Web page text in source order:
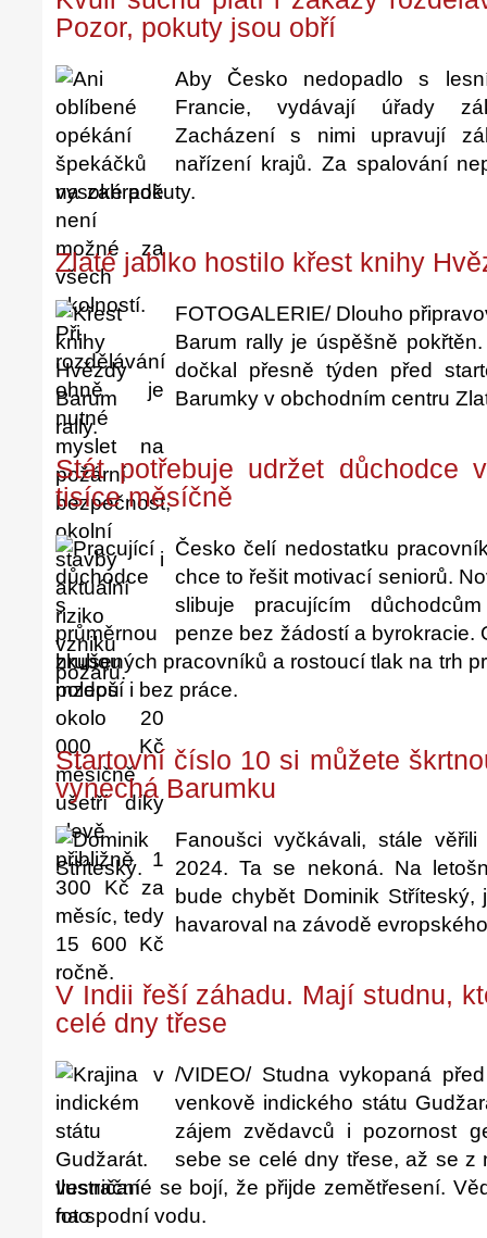
Pozor, pokuty jsou obří
Aby Česko nedopadlo s
Francie, vydávají úřady
Zacházení s nimi upravují
nařízení krajů. Za spalování
vysoké pokuty.
Zlaté jablko hostilo křest knihy
FOTOGALERIE/ Dlouho
Barum rally je úspěšně
dočkal přesně týden před
Barumky v obchodním centru
Stát potřebuje udržet důchodce
tisíce měsíčně
Česko čelí nedostatku
chce to řešit motivací seniorů.
slibuje pracujícím
penze bez žádostí a byrokracie.
zkušených pracovníků a rostoucí tlak na trh
polepší i bez práce.
Startovní číslo 10 si můžete
vynechá Barumku
Fanoušci vyčkávali, stále
2024. Ta se nekoná. Na
bude chybět Dominik
havaroval na závodě
V Indii řeší záhadu. Mají studnu,
celé dny třese
/VIDEO/ Studna vykopaná
venkově indického státu
zájem zvědavců i pozornost
sebe se celé dny třese, až se z
vesničané se bojí, že přijde zemětřesení.
na spodní vodu.